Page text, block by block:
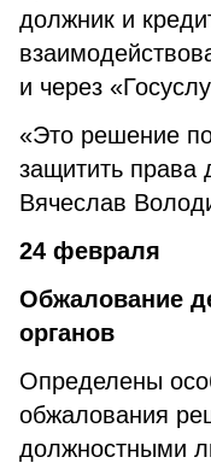
должник и
и через
«Это решение
защитить
Вячеслав
24 февраля
Обжалование
органов
Определены
обжалования
должностными